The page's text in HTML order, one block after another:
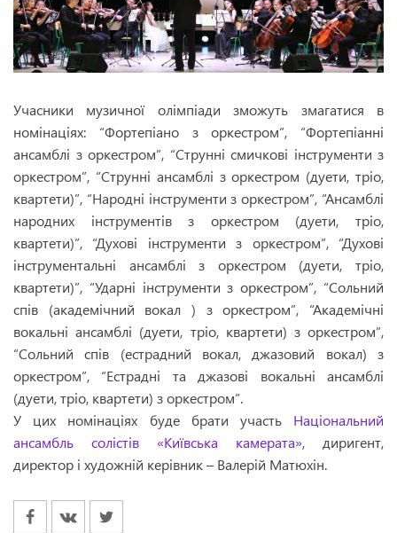
Учасники музичної олімпіади зможуть змагатися в
номінаціях: “Фортепіано з оркестром”, “Фортепіанні
ансамблі з оркестром”, “Струнні смичкові інструменти з
оркестром”, “Струнні ансамблі з оркестром (дуети, тріо,
квартети)”, “Народні інструменти з оркестром”, “Ансамблі
народних інструментів з оркестром (дуети, тріо,
квартети)”, “Духові інструменти з оркестром”, “Духові
інструментальні ансамблі з оркестром (дуети, тріо,
квартети)”, “Ударні інструменти з оркестром”, “Сольний
спів (академічний вокал ) з оркестром”, “Академічні
вокальні ансамблі (дуети, тріо, квартети) з оркестром”,
“Сольний спів (естрадний вокал, джазовий вокал) з
оркестром”, “Естрадні та джазові вокальні ансамблі
(дуети, тріо, квартети) з оркестром”.
У цих номінаціях буде брати участь Національний
ансамбль солістів «Київська камерата», диригент,
директор і художній керівник – Валерій Матюхін.